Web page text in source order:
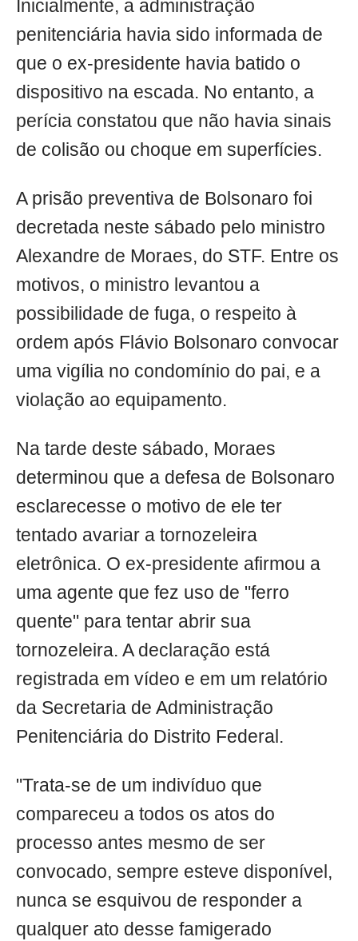
Inicialmente, a administração
penitenciária havia sido informada de
que o ex-presidente havia batido o
dispositivo na escada. No entanto, a
perícia constatou que não havia sinais
de colisão ou choque em superfícies.
A prisão preventiva de Bolsonaro foi
decretada neste sábado pelo ministro
Alexandre de Moraes, do STF. Entre os
motivos, o ministro levantou a
possibilidade de fuga, o respeito à
ordem após Flávio Bolsonaro convocar
uma vigília no condomínio do pai, e a
violação ao equipamento.
Na tarde deste sábado, Moraes
determinou que a defesa de Bolsonaro
esclarecesse o motivo de ele ter
tentado avariar a tornozeleira
eletrônica. O ex-presidente afirmou a
uma agente que fez uso de "ferro
quente" para tentar abrir sua
tornozeleira. A declaração está
registrada em vídeo e em um relatório
da Secretaria de Administração
Penitenciária do Distrito Federal.
"Trata-se de um indivíduo que
compareceu a todos os atos do
processo antes mesmo de ser
convocado, sempre esteve disponível,
nunca se esquivou de responder a
qualquer ato desse famigerado